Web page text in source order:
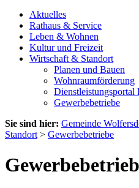
Aktuelles
Rathaus & Service
Leben & Wohnen
Kultur und Freizeit
Wirtschaft & Standort
Planen und Bauen
Wohnraumförderung
Dienstleistungsportal
Gewerbebetriebe
Sie sind hier: Gemeinde
Standort > Gewerbebetriebe